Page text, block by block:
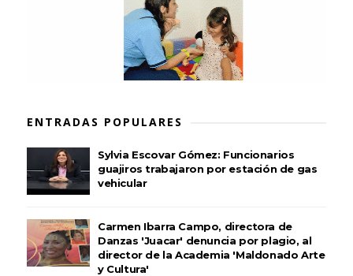
ENTRADAS POPULARES
Sylvia Escovar Gómez: Funcionarios
guajiros trabajaron por estación de gas
vehicular
Carmen Ibarra Campo, directora de
Danzas 'Juacar' denuncia por plagio, al
director de la Academia 'Maldonado Arte
y Cultura'